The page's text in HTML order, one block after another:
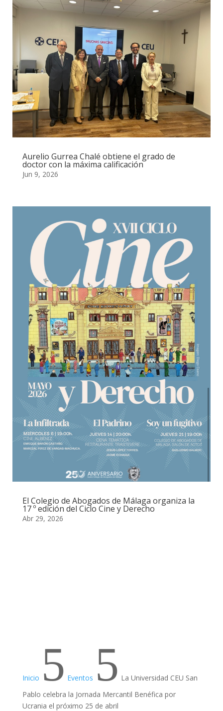
Aurelio Gurrea Chalé obtiene el grado de
doctor con la máxima calificación
Jun 9, 2026
El Colegio de Abogados de Málaga organiza la
17 º edición del Ciclo Cine y Derecho
Abr 29, 2026
Inicio 5 Eventos 5 La Universidad CEU San
Pablo celebra la Jornada Mercantil Benéfica por
Ucrania el próximo 25 de abril